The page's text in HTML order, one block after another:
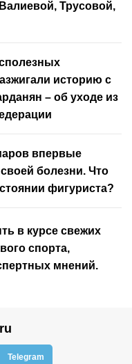
Трусовой,
историю с
– об уходе из
впервые
болезни. Что
фигуриста?
в курсе свежих
спорта,
мнений.
Telegram